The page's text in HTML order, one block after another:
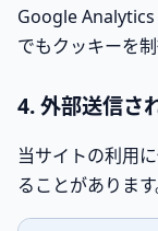
Google Analytics
でもクッキーを制
4. 外部送信さ
当サイトの利用
ることがあります